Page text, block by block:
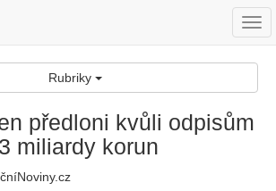
Rubriky
předloni kvůli odpisům
miliardy korun